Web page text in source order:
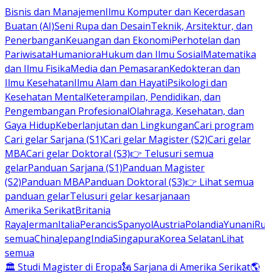
Bisnis dan ManajemenIlmu Komputer dan Kecerdasan
Buatan (AI)Seni Rupa dan DesainTeknik, Arsitektur, dan
PenerbanganKeuangan dan EkonomiPerhotelan dan
PariwisataHumanioraHukum dan Ilmu SosialMatematika
dan Ilmu FisikaMedia dan PemasaranKedokteran dan
Ilmu KesehatanIlmu Alam dan HayatiPsikologi dan
Kesehatan MentalKeterampilan, Pendidikan, dan
Pengembangan ProfesionalOlahraga, Kesehatan, dan
Gaya HidupKeberlanjutan dan LingkunganCari program
Cari gelar Sarjana (S1)Cari gelar Magister (S2)Cari gelar
MBACari gelar Doktoral (S3)👉 Telusuri semua
gelarPanduan Sarjana (S1)Panduan Magister
(S2)Panduan MBAPanduan Doktoral (S3)👉 Lihat semua
panduan gelarTelusuri gelar kesarjanaan
Amerika SerikatBritania
RayaJermanItaliaPerancisSpanyolAustriaPolandiaYunani
semuaChinaJepangIndiaSingapuraKorea SelatanLihat
semua
🏛 Studi Magister di Eropa🗽 Sarjana di Amerika Serikat🌎